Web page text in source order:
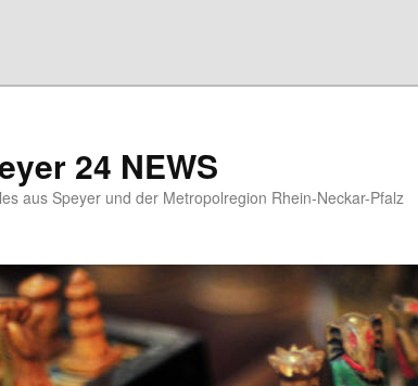
24 NEWS
aus Speyer und der Metropolregion Rhein-Neckar-Pfalz